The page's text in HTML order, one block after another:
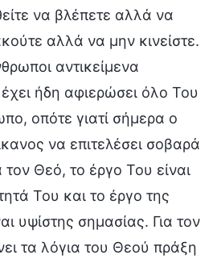
να βλέπετε αλλά να
αλλά να μην κινείστε.
αντικείμενα
ήδη αφιερώσει όλο Του
οπότε γιατί σήμερα ο
να επιτελέσει σοβαρά
τον Θεό, το έργο Του είναι
Του και το έργο της
υψίστης σημασίας. Για τον
τα λόγια του Θεού πράξη